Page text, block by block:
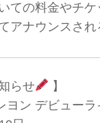
ての料金やチ
アナウンスされ
らせ
】
ヨン デビューラ